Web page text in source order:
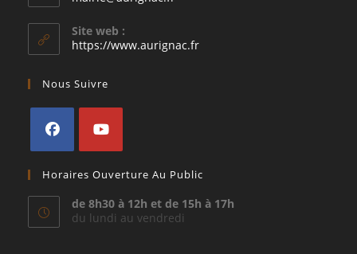
application
Site web :
https://www.aurignac.fr
Nous Suivre
dans
un
nouvel
dans
un
nouvel
Horaires Ouverture Au Public
de 8h30 à 12h et de 15h à 17h
du lundi au vendredi